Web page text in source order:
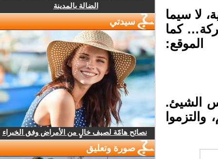
لا سيما
كما
الشيئ.
الضالة بالمدينة
سيدتي
نصائح هامّة لصيف خالٍ من الأمراض وفق الخبراء
صورة وتعليق